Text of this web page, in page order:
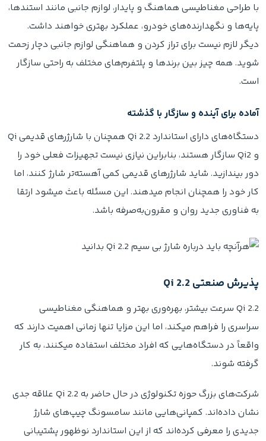
با طراحی مغناطیسی هماهنگ و پایدار، لوازم جانبی مانند استندها،
پایه‌ها و نگهدارنده‌های خودرو، عملکرد بهتری خواهند داشت.
دیگر لازم نیست برای تراز کردن و هماهنگی لوازم جانبی دچار زحمت
شوید. همه‌ چیز بین برندها و پلتفرم‌های مختلف به‌ راحتی سازگار
است.
آماده برای آینده و سازگار با گذشته
دستگاه‌های دارای استاندارد Qi 2.2 همچنان با شارژرهای قدیمی Qi
و Qi2 سازگار هستند، بنابراین نیازی نیست تجهیزات فعلی خود را
دور بیندازید. شاید شارژرهای قدیمی کمی آهسته‌تر شارژ کنند، اما
کار خود را همچنان انجام میدهند. این مسئله باعث میشود ارتقا
به فناوری جدید روان و مقرون‌به‌صرفه باشد.
پذیرش صنعتی Qi 2.2
Qi 2.2 سرعت بیشتر، بهره‌وری بهتر و هماهنگی مغناطیسی
سراسری را فراهم میکند، اما این مزایا تنها زمانی اهمیت دارند که
واقعاً در دستگاه‌هایی که افراد مختلف استفاده میکنند، به‌ کار
گرفته شوند.
شرکت‌های بزرگ حوزه تکنولوژی در حال حاضر به Qi 2.2 علاقه جدی
نشان داده‌اند. کمپانی‌هایی مانند سامسونگ چیپ‌های شارژ
جدیدی را معرفی کرده‌اند که از این استاندارد نوظهور پشتیبانی